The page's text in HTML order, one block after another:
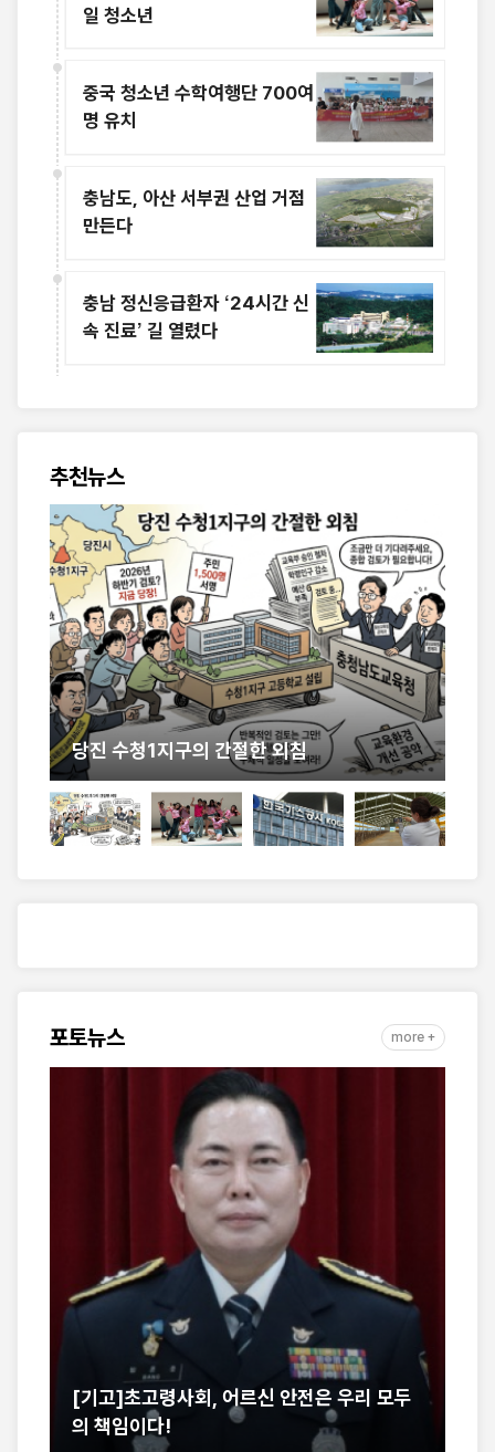
일 청소년
중국 청소년 수학여행단 700여
명 유치
충남도, 아산 서부권 산업 거점
만든다
충남 정신응급환자 ‘24시간 신
속 진료’ 길 열렸다
추천뉴스
의 간절한 외침 충남도, 케이팝으로 하나
포토뉴스 more +
고령사회, 어르신 안전은 우리 모두
서산경찰서 성연